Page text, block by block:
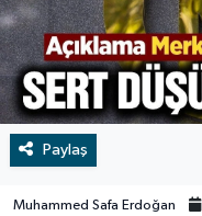
Paylaş
Muhammed Safa Erdoğan
Vefat
Video